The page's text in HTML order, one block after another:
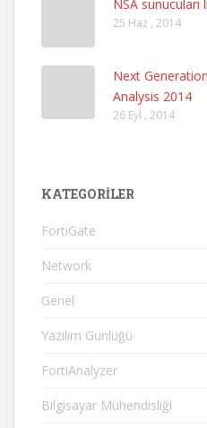
NSA sunucuları
25 Haz , 2014
Next
Analysis 2014
26 Eyl , 2014
KATEGORILER
FortiGate
Network
Genel
Yazılım Günlüğü
FortiAnalyzer
Bilgisayar Mühendisliği